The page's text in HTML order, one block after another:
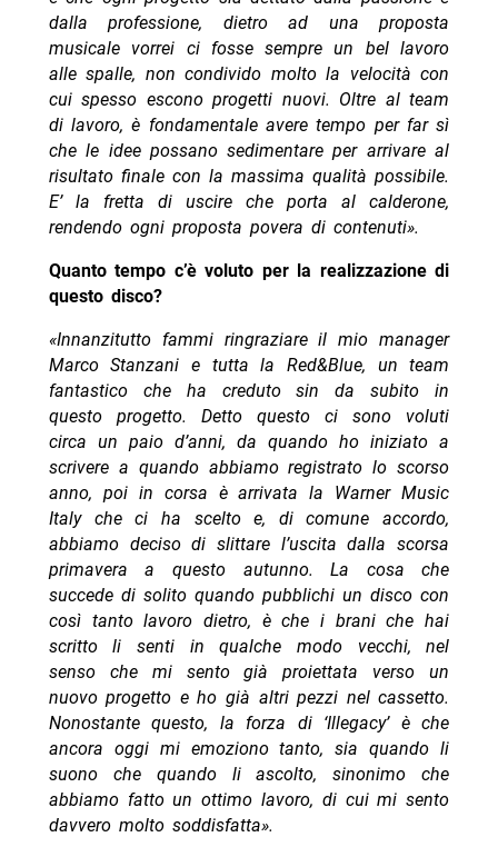
dalla professione, dietro ad una proposta
musicale vorrei ci fosse sempre un bel lavoro
alle spalle, non condivido molto la velocità con
cui spesso escono progetti nuovi. Oltre al team
di lavoro, è fondamentale avere tempo per far sì
che le idee possano sedimentare per arrivare al
risultato finale con la massima qualità possibile.
E’ la fretta di uscire che porta al calderone,
rendendo ogni proposta povera di contenuti».
Quanto tempo c’è voluto per la realizzazione di
questo disco?
«Innanzitutto fammi ringraziare il mio manager
Marco Stanzani e tutta la Red&Blue, un team
fantastico che ha creduto sin da subito in
questo progetto. Detto questo ci sono voluti
circa un paio d’anni, da quando ho iniziato a
scrivere a quando abbiamo registrato lo scorso
anno, poi in corsa è arrivata la Warner Music
Italy che ci ha scelto e, di comune accordo,
abbiamo deciso di slittare l’uscita dalla scorsa
primavera a questo autunno. La cosa che
succede di solito quando pubblichi un disco con
così tanto lavoro dietro, è che i brani che hai
scritto li senti in qualche modo vecchi, nel
senso che mi sento già proiettata verso un
nuovo progetto e ho già altri pezzi nel cassetto.
Nonostante questo, la forza di ‘Illegacy’ è che
ancora oggi mi emoziono tanto, sia quando li
suono che quando li ascolto, sinonimo che
abbiamo fatto un ottimo lavoro, di cui mi sento
davvero molto soddisfatta».